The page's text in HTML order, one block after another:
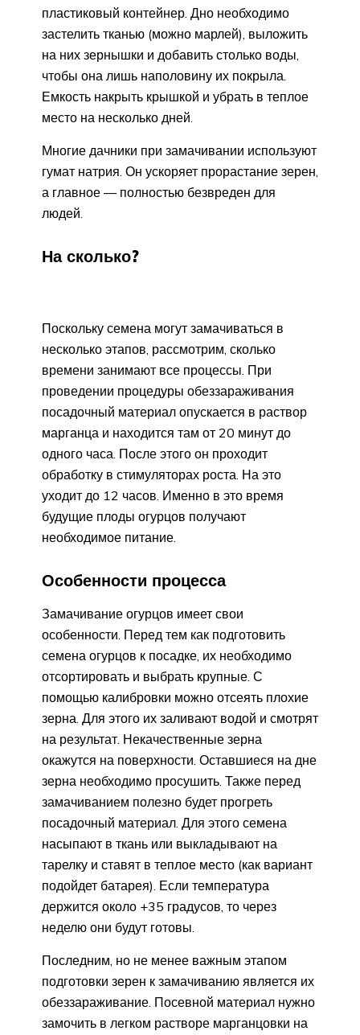
пластиковый контейнер. Дно необходимо
застелить тканью (можно марлей), выложить
на них зернышки и добавить столько воды,
чтобы она лишь наполовину их покрыла.
Емкость накрыть крышкой и убрать в теплое
место на несколько дней.
Многие дачники при замачивании используют
гумат натрия. Он ускоряет прорастание зерен,
а главное — полностью безвреден для
людей.
На сколько?
Поскольку семена могут замачиваться в
несколько этапов, рассмотрим, сколько
времени занимают все процессы. При
проведении процедуры обеззараживания
посадочный материал опускается в раствор
марганца и находится там от 20 минут до
одного часа. После этого он проходит
обработку в стимуляторах роста. На это
уходит до 12 часов. Именно в это время
будущие плоды огурцов получают
необходимое питание.
Особенности процесса
Замачивание огурцов имеет свои
особенности. Перед тем как подготовить
семена огурцов к посадке, их необходимо
отсортировать и выбрать крупные. С
помощью калибровки можно отсеять плохие
зерна. Для этого их заливают водой и смотрят
на результат. Некачественные зерна
окажутся на поверхности. Оставшиеся на дне
зерна необходимо просушить. Также перед
замачиванием полезно будет прогреть
посадочный материал. Для этого семена
насыпают в ткань или выкладывают на
тарелку и ставят в теплое место (как вариант
подойдет батарея). Если температура
держится около +35 градусов, то через
неделю они будут готовы.
Последним, но не менее важным этапом
подготовки зерен к замачиванию является их
обеззараживание. Посевной материал нужно
замочить в легком растворе марганцовки на